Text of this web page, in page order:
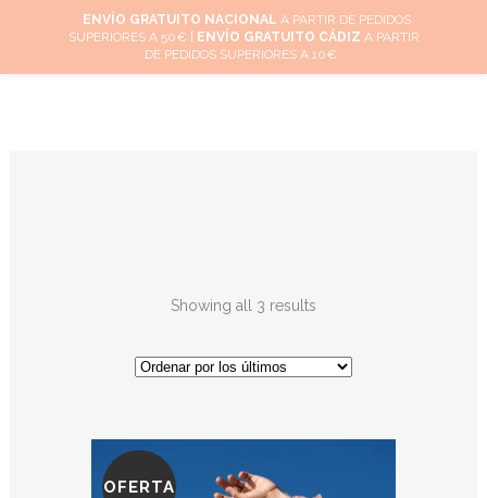
Showing all 3 results
OFERTA
ENVÍO GRATUITO NACIONAL A PARTIR DE PEDIDOS
SUPERIORES A 50€ |
ENVÍO GRATUITO CÁDIZ A PARTIR
DE PEDIDOS SUPERIORES A 10€